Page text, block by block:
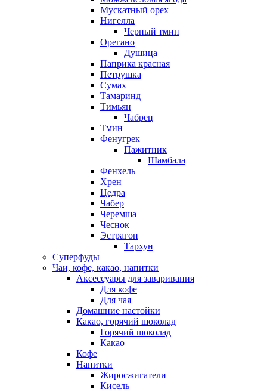
Мускатный орех
Нигелла
Черный тмин
Орегано
Душица
Паприка красная
Петрушка
Сумах
Тамаринд
Тимьян
Чабрец
Тмин
Фенугрек
Пажитник
Шамбала
Фенхель
Хрен
Цедра
Чабер
Черемша
Чеснок
Эстрагон
Тархун
Суперфуды
Чаи, кофе, какао, напитки
Аксессуары для заваривания
Для кофе
Для чая
Домашние настойки
Какао, горячий шоколад
Горячий шоколад
Какао
Кофе
Напитки
Жиросжигатели
Кисель